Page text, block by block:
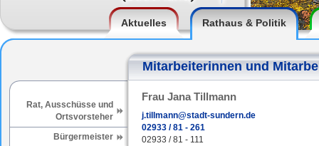
Aktuelles Rathaus & Politik
Mitarbeiterinnen und
Rat, Ausschüsse und
Ortsvorsteher
Bürgermeister
Frau Jana Tillmann
j.tillmann@stadt-sundern.de
02933 / 81 - 261
02933 / 81 - 111